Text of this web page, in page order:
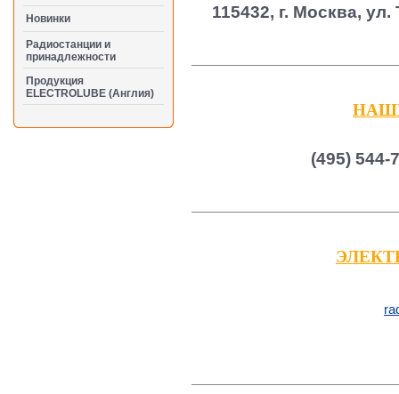
115432, г. Москва,
(495) 544-
Новинки
Радиостанции и
принадлежности
Продукция
ELECTROLUBE (Англия)